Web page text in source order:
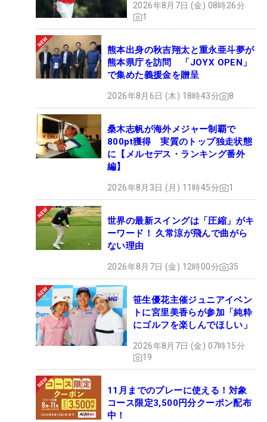
2026年8月7日 (金) 08時26分
1
熊本出身の秋吉翔太と重永亜斗夢が
熊本県庁を訪問 「JOYX OPEN」
で集めた義援金を贈呈
2026年8月6日 (木) 18時43分 8
桑木志帆が海外メジャー制覇で
800pt獲得 実質のトップ独走状態
に【メルセデス・ランキング番外
編】
2026年8月3日 (月) 11時45分 1
世界の最新スイングは「圧縮」がキ
ーワード！ 久常涼が飛んで曲がら
ない理由
2026年8月7日 (金) 12時00分 35
笹生優花主催ジュニアイベン
トに宮里美香らが参加「純粋
にゴルフを楽しんでほしい」
2026年8月7日 (金) 07時15分
19
11月までのプレーに使える！対象
コース限定3,500円分クーポン配布
中！